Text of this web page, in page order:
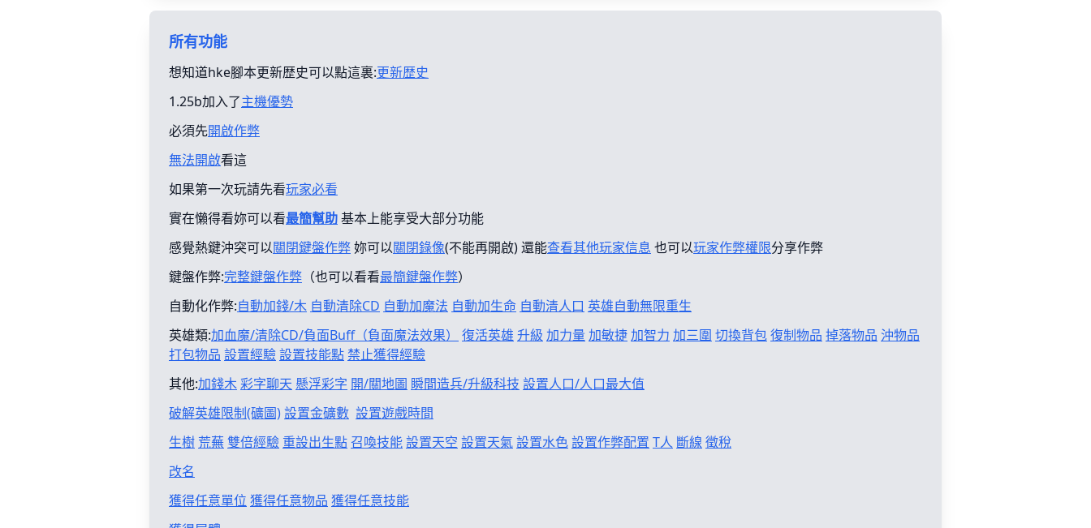
所有功能
想知道hke腳本更新歴史可以點這裏:更新歴史
1.25b加入了主機優勢
必須先開啟作弊
無法開啟看這
如果第一次玩請先看玩家必看
實在懶得看妳可以看最簡幫助基本上能享受大部分功能
感覺熱鍵沖突可以關閉鍵盤作弊妳可以關閉錄像(不能再開啟) 還能查看其他玩家信息 也可以玩家作弊權限分享作弊
鍵盤作弊:完整鍵盤作弊 （也可以看看最簡鍵盤作弊）
自動化作弊:自動加錢/木 自動清除CD 自動加魔法 自動加生命 自動清人口 英雄自動無限重生
英雄類:加血魔/清除CD/負面Buff（負面魔法效果） 復活英雄 升級 加力量 加敏捷加智力 加三圍 切換背包復制物品 掉落物品 沖物品
打包物品 設置經驗設置技能點禁止獲得經驗
其他:加錢木彩字聊天 懸浮彩字 開/關地圖 瞬間造兵/升級科技 設置人口/人口最大值
破解英雄限制(礦圖)設置金礦數 設置遊戲時間
生樹 荒蕪雙倍經驗 重設出生點召喚技能設置天空 設置天氣設置水色設置作弊配置 T人 斷線 徵稅
改名
獲得任意單位 獲得任意物品 獲得任意技能